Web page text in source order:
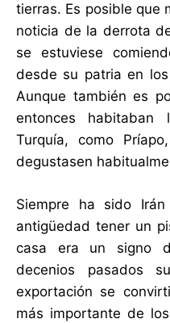
tierras. Es posible que
noticia de la derrota
se estuviese
desde su patria en
Aunque también es
entonces
Turquía, como
degustasen
Siempre ha sido
antigüedad tener un
casa era un signo
decenios pasados
exportación se
más importante de